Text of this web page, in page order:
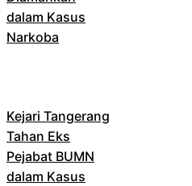
dalam Kasus
Narkoba
Kejari Tangerang
Tahan Eks
Pejabat BUMN
dalam Kasus